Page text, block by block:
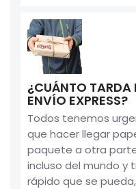
¿CUÁNTO TARDA
ENVÍO EXPRESS?
Todos tenemos
que hacer llegar
paquete a otra
incluso del mundo y
rápido que se